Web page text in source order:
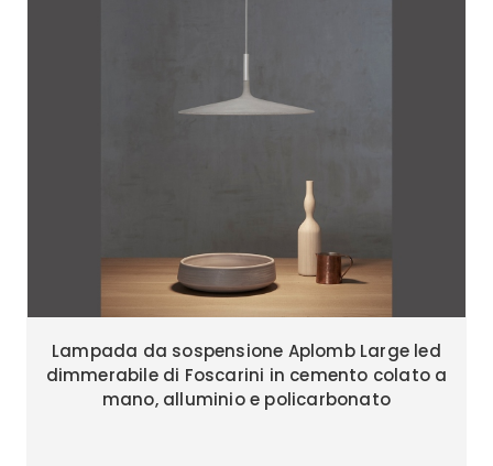
Lampada da sospensione Aplomb Large led
dimmerabile di Foscarini in cemento colato a
mano, alluminio e policarbonato